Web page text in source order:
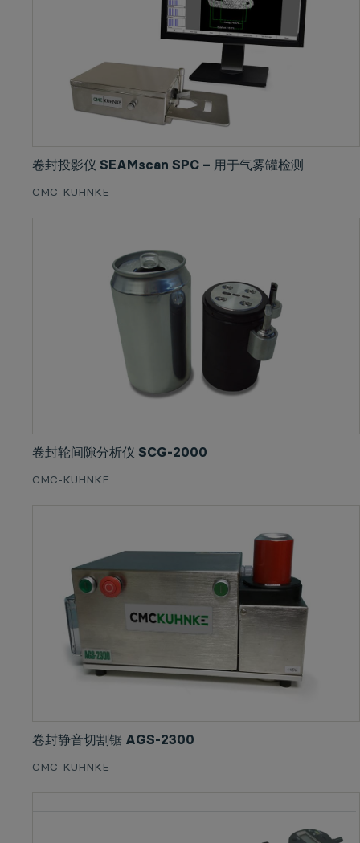
卷封投影仪 SEAMscan SPC – 用于气雾罐检测
CMC-KUHNKE
卷封轮间隙分析仪 SCG-2000
CMC-KUHNKE
卷封静音切割锯 AGS-2300
CMC-KUHNKE